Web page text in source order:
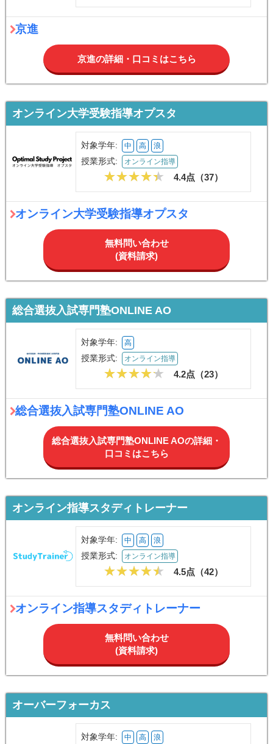
京進
京進の詳細・口コミはこちら
オンライン大学受験指導オプスタ
対象学年: 中 高 浪
授業形式: オンライン指導
4.4点（37）
オンライン大学受験指導オプスタ
無料問い合わせ
(資料請求)
総合選抜入試専門塾ONLINE AO
対象学年: 高
授業形式: オンライン指導
4.2点（23）
総合選抜入試専門塾ONLINE AO
総合選抜入試専門塾ONLINE AOの詳細・
口コミはこちら
オンライン指導スタディトレーナー
対象学年: 中 高 浪
授業形式: オンライン指導
4.5点（42）
オンライン指導スタディトレーナー
無料問い合わせ
(資料請求)
オーバーフォーカス
対象学年: 中 高 浪